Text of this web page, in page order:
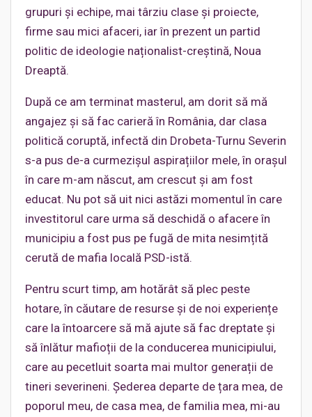
grupuri și echipe, mai târziu clase și proiecte,
firme sau mici afaceri, iar în prezent un partid
politic de ideologie naționalist-creștină, Noua
Dreaptă.
După ce am terminat masterul, am dorit să mă
angajez și să fac carieră în România, dar clasa
politică coruptă, infectă din Drobeta-Turnu Severin
s-a pus de-a curmezișul aspirațiilor mele, în orașul
în care m-am născut, am crescut și am fost
educat. Nu pot să uit nici astăzi momentul în care
investitorul care urma să deschidă o afacere în
municipiu a fost pus pe fugă de mita nesimțită
cerută de mafia locală PSD-istă.
Pentru scurt timp, am hotărât să plec peste
hotare, în căutare de resurse și de noi experiențe
care la întoarcere să mă ajute să fac dreptate și
să înlătur mafioții de la conducerea municipiului,
care au pecetluit soarta mai multor generații de
tineri severineni. Șederea departe de țara mea, de
poporul meu, de casa mea, de familia mea, mi-au